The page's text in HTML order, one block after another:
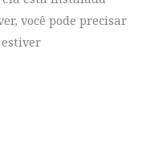
você pode precisar